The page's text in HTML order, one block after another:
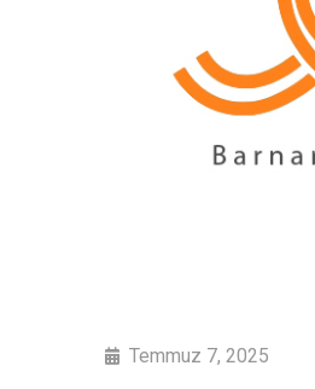
Temmuz 7, 2025